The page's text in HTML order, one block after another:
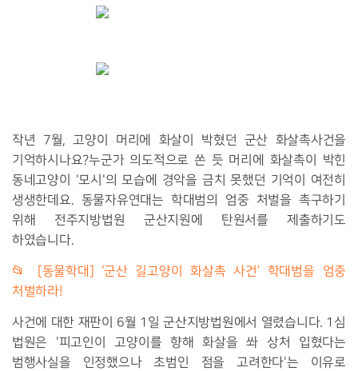
작년 7월, 고양이 머리에 화살이 박혔던 군산 화살촉사건을
기억하시나요?누군가 의도적으로 쏜 듯 머리에 화살촉이 박힌
동네고양이 '모시'의 모습에 경악을 금치 못했던 기억이 여전히
생생한데요. 동물자유연대는 학대범의 엄중 처벌을 촉구하기
위해 전주지방법원 군산지원에 탄원서를 제출하기도
하였습니다.
📂 [동물학대] ‘군산 길고양이 화살촉 사건’ 학대범을 엄중
처벌하라!
사건에 대한 재판이 6월 1일 군산지방법원에서 열렸습니다. 1심
법원은 '피고인이 고양이를 향해 화살을 쏴 상처 입혔다는
범행사실을 인정했으나 초범인 점을 고려한다'는 이유로